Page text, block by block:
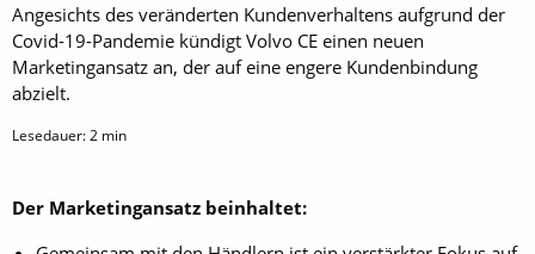
Angesichts des veränderten Kundenverhaltens aufgrund der
Covid-19-Pandemie kündigt Volvo CE einen neuen
Marketingansatz an, der auf eine engere Kundenbindung
abzielt.
Lesedauer:2 min
Der Marketingansatz beinhaltet: